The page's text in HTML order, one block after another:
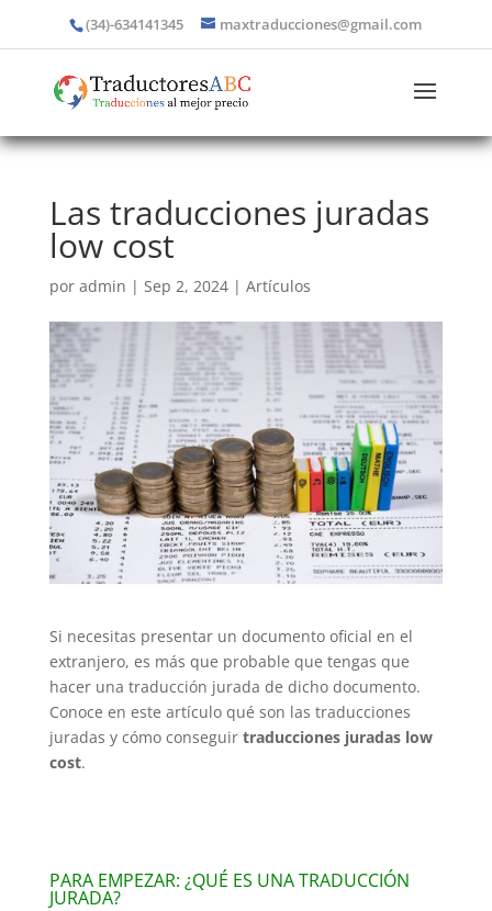
(34)-634141345 maxtraducciones@gmail.com
Las traducciones juradas
low cost
por admin | Sep 2, 2024| Artículos
Si necesitas presentar un documento oficial en el
extranjero, es más que probable que tengas que
hacer una traducción jurada de dicho documento.
Conoce en este artículo qué son las traducciones
juradas y cómo conseguir traducciones juradas low
cost.
PARA EMPEZAR: ¿QUÉ ES UNA TRADUCCIÓN
JURADA?